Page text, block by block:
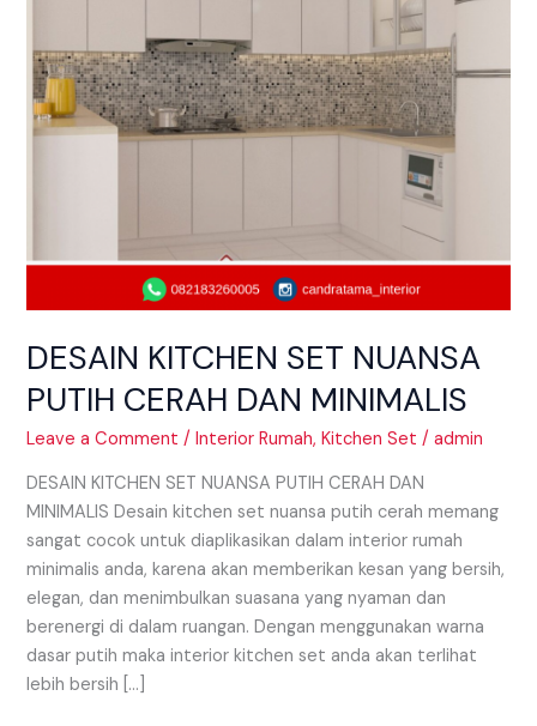
DESAIN KITCHEN SET NUANSA
PUTIH CERAH DAN MINIMALIS
Leave a Comment /Interior Rumah,Kitchen Set /admin
DESAIN KITCHEN SET NUANSA PUTIH CERAH DAN
MINIMALIS Desain kitchen set nuansa putih cerah memang
sangat cocok untuk diaplikasikan dalam interior rumah
minimalis anda, karena akan memberikan kesan yang bersih,
elegan, dan menimbulkan suasana yang nyaman dan
berenergi di dalam ruangan. Dengan menggunakan warna
dasar putih maka interior kitchen set anda akan terlihat
lebih bersih […]